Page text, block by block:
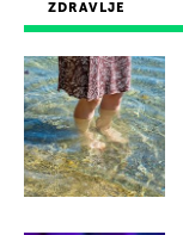
ZDRAVLJE